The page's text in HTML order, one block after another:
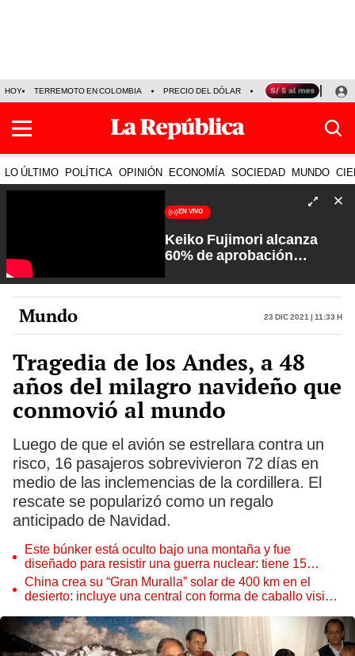
HOY TERREMOTO EN COLOMBIA PRECIO DEL DÓLAR KEIKO FUJIMORI
LO ÚLTIMO POLÍTICA OPINIÓN ECONOMÍA SOCIEDAD MUNDO
EN VIVO
Keiko Fujimori alcanza
60% de aprobación
Rosa María Palacios
Mundo 23 Dic 2021 | 11:33 h
Tragedia de los Andes, a 48
años del milagro navideño que
conmovió al mundo
Luego de que el avión se estrellara contra un
risco, 16 pasajeros sobrevivieron 72 días en
medio de las inclemencias de la cordillera. El
rescate se popularizó como un regalo
anticipado de Navidad.
Este búnker está oculto bajo una montaña y fue
diseñado para resistir una guerra nuclear: tiene 15
edificios
China crea su “Gran Muralla” solar de 400 km en el
desierto: incluye una central con forma de caballo visible